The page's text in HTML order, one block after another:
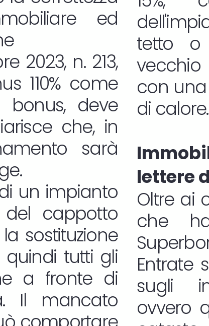
ed
2023, n. 213,
110% come
bonus, deve
che, in
sarà
un impianto
del cappotto
sostituzione
tutti gli
a fronte di
Il mancato
tetto o
vecchio
con
di calore.
lettere
Oltre ai
che
Entrate
sugli
ovvero